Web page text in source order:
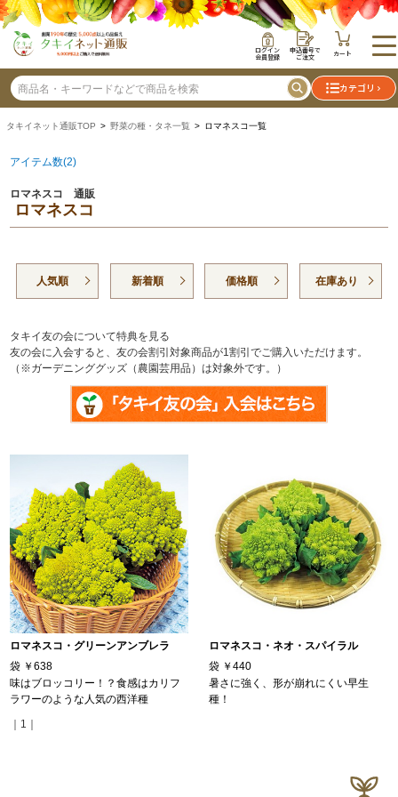
ログイン
会員登録
申込番号で
ご注文 カート
カテゴリ
タキイネット通販TOP > 野菜の種・タネ一覧 > ロマネスコ一覧
アイテム数(2)
ロマネスコ 通販
ロマネスコ
人気順 新着順 価格順 在庫あり
タキイ友の会について特典を見る
友の会に入会すると、友の会割引対象商品が1割引でご購入いただけます。
（※ガーデニンググッズ（農園芸用品）は対象外です。）
ロマネスコ・グリーンアンブレラ
袋 ￥638
味はブロッコリー！？食感はカリフ
ラワーのような人気の西洋種
ロマネスコ・ネオ・スパイラル
袋 ￥440
暑さに強く、形が崩れにくい早生
種！
｜1｜